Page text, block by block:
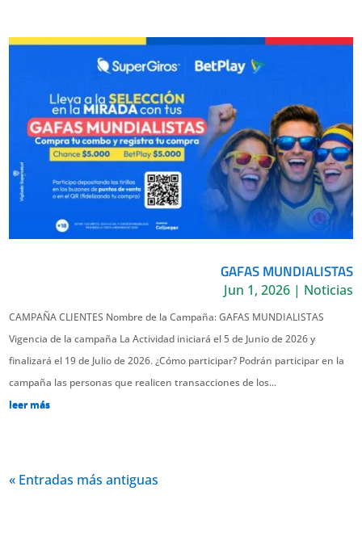
GAFAS MUNDIALISTAS
Jun 1, 2026| Noticias
CAMPAÑA CLIENTES Nombre de la Campaña: GAFAS MUNDIALISTAS
Vigencia de la campaña La Actividad iniciará el 5 de Junio de 2026 y
finalizará el 19 de Julio de 2026. ¿Cómo participar? Podrán participar en la
campaña las personas que realicen transacciones de los...
leer más
« Entradas más antiguas